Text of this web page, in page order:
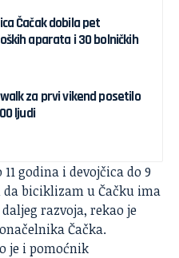
Čačak dobila pet
aparata i 30 bolničkih
za prvi vikend posetilo
ljudi
godina i devojčica do 9
biciklizam u Čačku ima
razvoja, rekao je
Čačka.
je i pomoćnik